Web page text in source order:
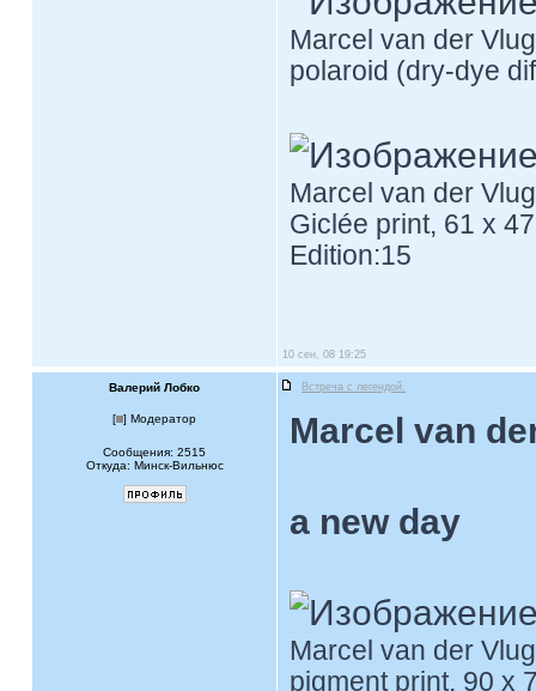
Marcel van der
polaroid (dry-dye
Marcel van der
Giclée print, 61 x
Edition:15
10 сен, 08 19:25
Валерий Лобко Встреча с легендой.
[ ] Модератор
Сообщения: 2515
Откуда: Минск-Вильнюс
Marcel van
a new day
Marcel van der
pigment print, 90 x